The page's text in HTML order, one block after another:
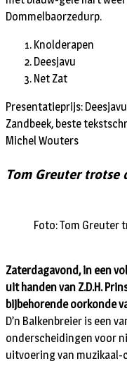
Dommelbaorzedurp.
Knolderapen
Deesjavu
Net Zat
Presentatieprijs:
Zandbeek, beste
Michel Wouters
Tom Greuter trotse
Foto: Tom Greuter
Zaterdagavond, in een
uit handen van Z.D.H.
bijbehorende oorkonde
D’n Balkenbreier is een
onderscheidingen voor
uitvoering van muzikaal-